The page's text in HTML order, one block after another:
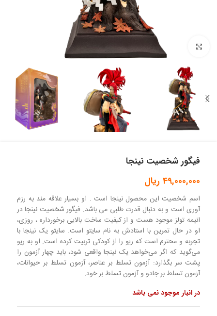
بزرگنمایی تصویر
فیگور شخصیت نینجا
49,000,000 ریال
اسم شخصیت این محصول نینجا است . او بسیار علاقه مند به رزم
آوری است و به دنبال قدرت طلبی می باشد. فیگور شخصیت نینجا در
انیمه تولز موجود هست و از کیفیت ساخت بالایی برخورداره ، روزی،
او در حال تمرین با استادش به نام سایتو است. سایتو یک نینجا با
تجربه و محترم است که ریو را از کودکی تربیت کرده است. او به ریو
می‌گوید که اگر می‌خواهد یک نینجا واقعی شود، باید چهار آزمون را
پشت سر بگذارد: آزمون تسلط بر عناصر، آزمون تسلط بر حیوانات،
آزمون تسلط بر جادو و آزمون تسلط بر خود.
در انبار موجود نمی باشد